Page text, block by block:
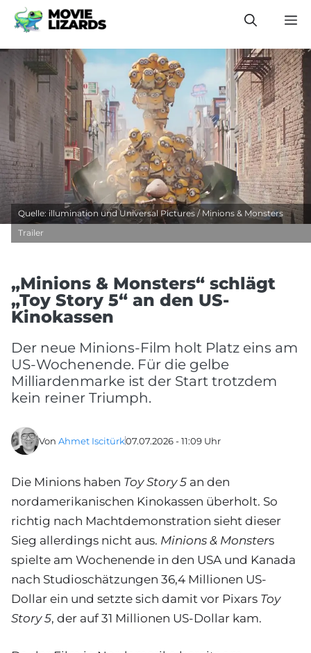
Zum
Inhalt
springen
Quelle: illumination und Universal Pictures / Minions & Monsters
Trailer
„Minions & Monsters“ schlägt
„Toy Story 5“ an den US-
Kinokassen
Der neue Minions-Film holt Platz eins am
US-Wochenende. Für die gelbe
Milliardenmarke ist der Start trotzdem
kein reiner Triumph.
Von Ahmet Iscitürk07.07.2026 - 11:09 Uhr
Die Minions haben Toy Story 5 an den
nordamerikanischen Kinokassen überholt. So
richtig nach Machtdemonstration sieht dieser
Sieg allerdings nicht aus. Minions & Monsters
spielte am Wochenende in den USA und Kanada
nach Studioschätzungen 36,4 Millionen US-
Dollar ein und setzte sich damit vor Pixars Toy
Story 5, der auf 31 Millionen US-Dollar kam.